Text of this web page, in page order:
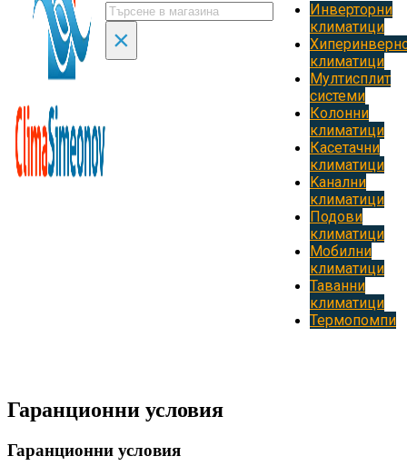
Търсене
×
Инверторни
климатици
климатици
Мултисплит
системи
Колонни
климатици
Касетачни
климатици
Kанални
климатици
Подови
климатици
Мобилни
климатици
Таванни
климатици
Термопомпи
Гаранционни условия
Гаранционни условия